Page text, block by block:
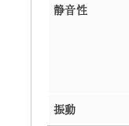
静音性
振動